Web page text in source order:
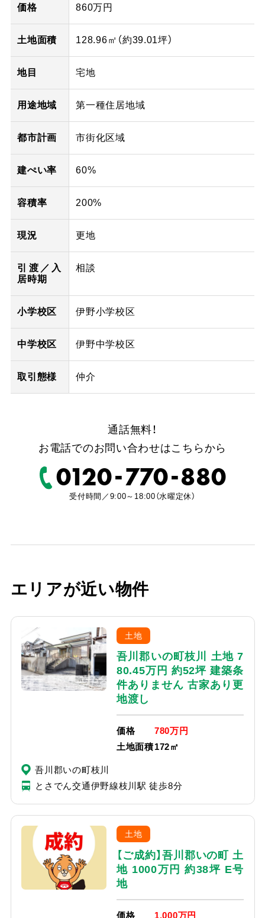
価格 860万円
土地面積 128.96㎡（約39.01坪）
地目 宅地
用途地域 第一種住居地域
都市計画 市街化区域
建ぺい率 60%
容積率 200%
現況 更地
引渡／入
居時期
相談
小学校区 伊野小学校区
中学校区 伊野中学校区
取引態様 仲介
通話無料！
お電話でのお問い合わせはこちらから
0120-770-880
受付時間／9:00～18:00（水曜定休）
エリアが近い物件
土地
吾川郡いの町枝川 土地 7
80.45万円 約52坪 建築条
件ありません 古家あり更
地渡し
価格
780万円
土地面積172㎡
吾川郡いの町枝川
とさでん交通伊野線枝川駅 徒歩8分
土地
【ご成約】吾川郡いの町 土
地 1000万円 約38坪 E号
地
価格 1,000万円